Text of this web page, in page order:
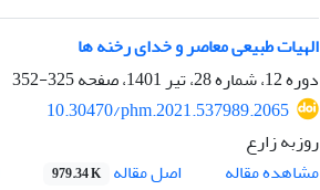
الهیات طبیعی معاصر و خدای رخنه ها
دوره 12، شماره 28، تیر 1401، صفحه
325-352
10.30470/phm.2021.537989.2065
روزبه زارع
مشاهده مقاله
اصل مقاله 979.34 K